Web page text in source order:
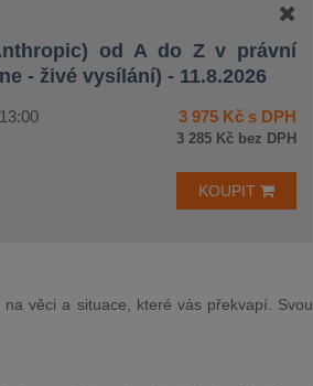
od A do Z v právní
- živé vysílání) - 11.8.2026
3 975 Kč s DPH
3 285 Kč bez DPH
KOUPIT
věci a situace, které vás překvapí. Svou